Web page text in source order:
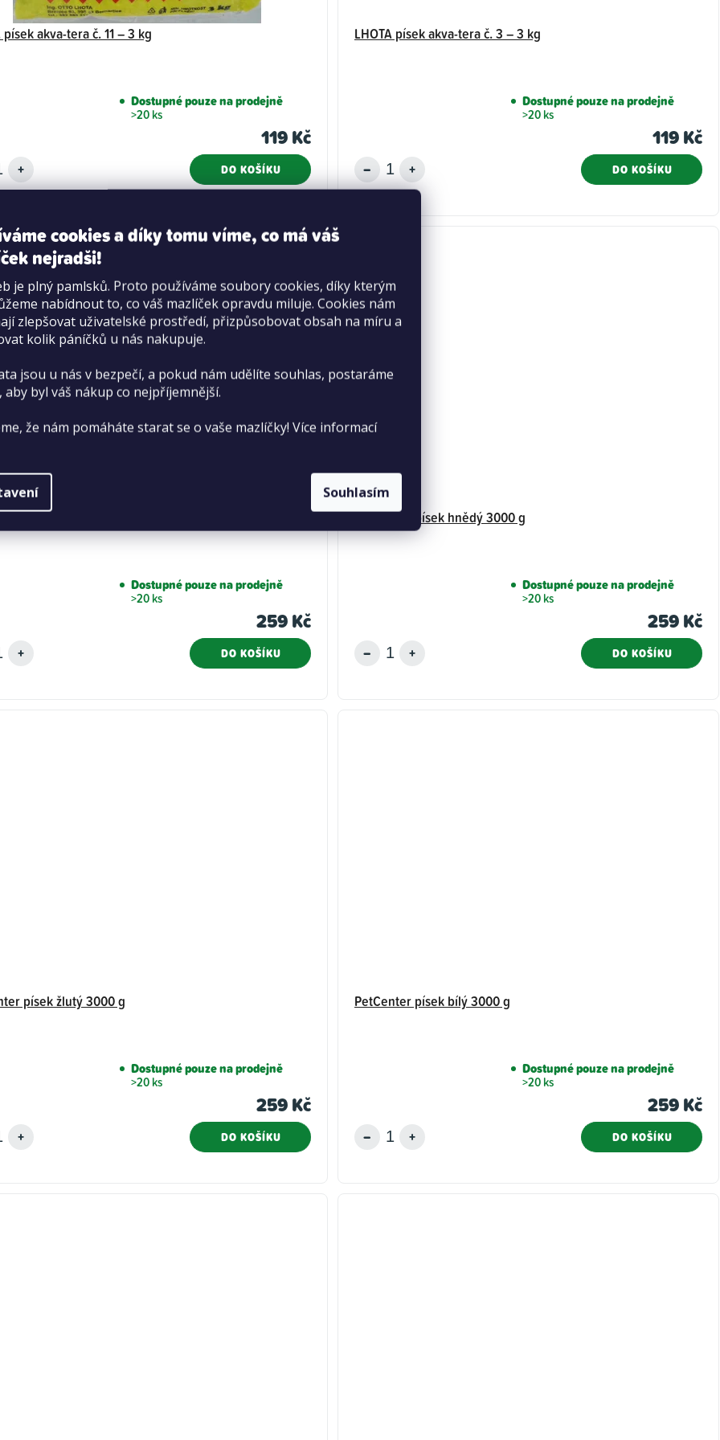
cookies a díky tomu víme, co má váš
nejradši!
je plný pamlsků. Proto používáme soubory cookies, díky kterým
nabídnout to, co váš mazlíček opravdu miluje. Cookies nám
zlepšovat uživatelské prostředí, přizpůsobovat obsah na míru a
kolik páníčků u nás nakupuje.
jsou u nás v bezpečí, a pokud nám udělíte souhlas, postaráme
aby byl váš nákup co nejpříjemnější.
že nám pomáháte starat se o vaše mazlíčky! Více informací
Souhlasím
písek akva-tera č. 11 – 3 kg
Dostupné pouze na prodejně
>20 ks
119 Kč
DO KOŠÍKU
LHOTA písek akva-tera č. 3 – 3 kg
Dostupné pouze na prodejně
>20 ks
119 Kč
DO KOŠÍKU
písek oranžový 3000 g
Dostupné pouze na prodejně
>20 ks
259 Kč
DO KOŠÍKU
PetCenter písek hnědý 3000 g
Dostupné pouze na prodejně
>20 ks
259 Kč
DO KOŠÍKU
písek žlutý 3000 g
Dostupné pouze na prodejně
>20 ks
259 Kč
DO KOŠÍKU
PetCenter písek bílý 3000 g
Dostupné pouze na prodejně
>20 ks
259 Kč
DO KOŠÍKU